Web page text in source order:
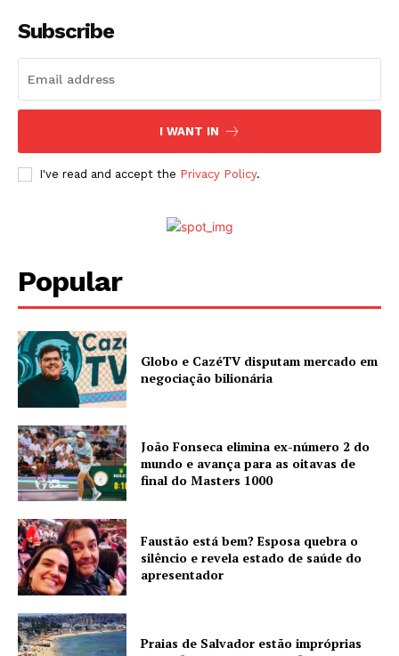
Subscribe
I WANT IN
I've read and accept the Privacy Policy.
Popular
Globo e CazéTV disputam mercado em
negociação bilionária
João Fonseca elimina ex-número 2 do
mundo e avança para as oitavas de
final do Masters 1000
Faustão está bem? Esposa quebra o
silêncio e revela estado de saúde do
apresentador
Praias de Salvador estão impróprias